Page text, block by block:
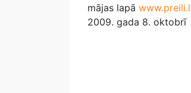
mājas lapā
2009. gada 8. oktobrī